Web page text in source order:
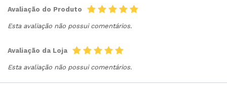
Avaliação do Produto
Esta avaliação não possui comentários.
Avaliação da Loja
Esta avaliação não possui comentários.